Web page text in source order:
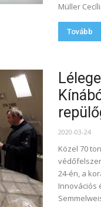
Müller
Tovább
2020-03-24
Közel 70
24-én, a
Innovációs